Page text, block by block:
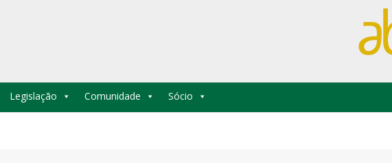
Legislação Comunidade Sócio